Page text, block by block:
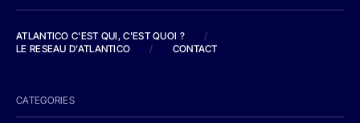
ATLANTICO C'EST QUI, C'EST QUOI ?
/
LE RESEAU D'ATLANTICO
/ CONTACT
CATEGORIES